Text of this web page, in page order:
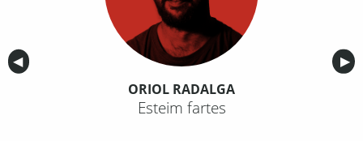
Anterior
◀︎ ▶︎
ORIOL RADALGA
Esteim fartes